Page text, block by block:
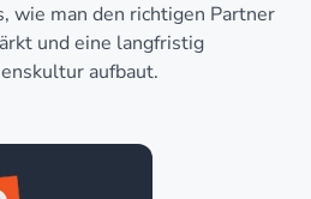
wie man den richtigen Partner
und eine langfristig
aufbaut.